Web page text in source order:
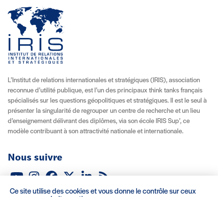
L’Institut de relations internationales et stratégiques (IRIS), association
reconnue d’utilité publique, est l’un des principaux think tanks français
spécialisés sur les questions géopolitiques et stratégiques. Il est le seul à
présenter la singularité de regrouper un centre de recherche et un lieu
d’enseignement délivrant des diplômes, via son école IRIS Sup’, ce
modèle contribuant à son attractivité nationale et internationale.
Nous suivre
Ce site utilise des cookies et vous donne le contrôle sur ceux